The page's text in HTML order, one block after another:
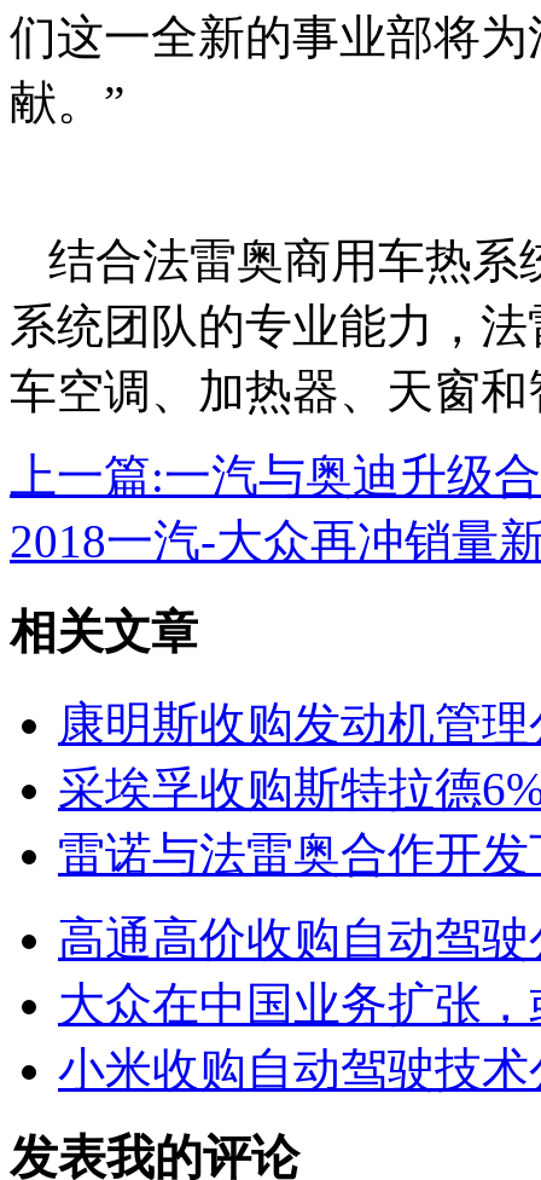
们这一全新的事业部将
献。”
结合法雷奥商用车热系
系统团队的专业能力，
车空调、加热器、天窗
上一篇:一汽与奥迪升级
2018一汽-大众再冲销量
相关文章
康明斯收购发动机管
采埃孚收购斯特拉德
雷诺与法雷奥合作开
高通高价收购自动驾
大众在中国业务扩张
小米收购自动驾驶技术
发表我的评论